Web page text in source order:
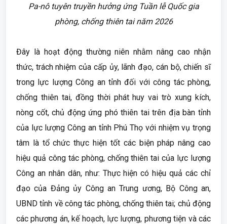
Pa-nô tuyên truyền hưởng ứng Tuần lễ Quốc gia
phòng, chống thiên tai năm 2026
Đây là hoạt động thường niên nhằm nâng cao nhận
thức, trách nhiệm của cấp ủy, lãnh đạo, cán bộ, chiến sĩ
trong lực lượng Công an tỉnh đối với công tác phòng,
chống thiên tai, đồng thời phát huy vai trò xung kích,
nòng cốt, chủ động ứng phó thiên tai trên địa bàn tỉnh
của lực lượng Công an tỉnh Phú Thọ với nhiệm vụ trọng
tâm là tổ chức thực hiện tốt các biện pháp nâng cao
hiệu quả công tác phòng, chống thiên tai của lực lượng
Công an nhân dân, như: Thực hiện có hiệu quả các chỉ
đạo của Đảng ủy Công an Trung ương, Bộ Công an,
UBND tỉnh về công tác phòng, chống thiên tai; chủ động
các phương án, kế hoạch, lực lượng, phương tiện và các